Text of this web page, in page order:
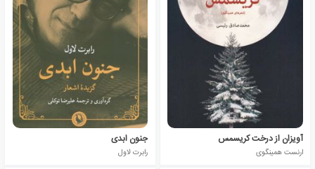
آویزان از درخت کریسمس
ارنست همینگوی
جنون ابدی
رابرت لاول